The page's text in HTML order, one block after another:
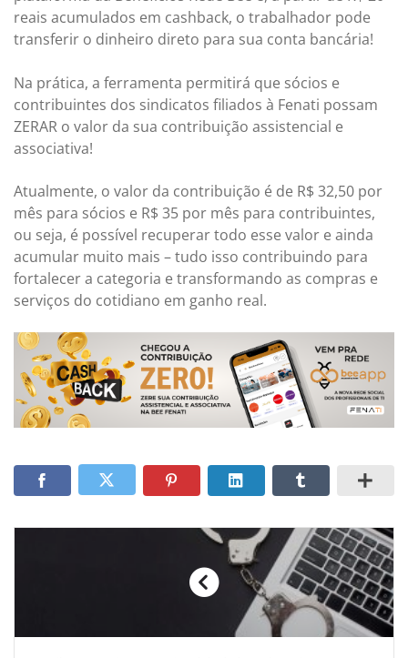
reais acumulados em cashback, o trabalhador pode
transferir o dinheiro direto para sua conta bancária!
Na prática, a ferramenta permitirá que sócios e
contribuintes dos sindicatos filiados à Fenati possam
ZERAR o valor da sua contribuição assistencial e
associativa!
Atualmente, o valor da contribuição é de R$ 32,50 por
mês para sócios e R$ 35 por mês para contribuintes,
ou seja, é possível recuperar todo esse valor e ainda
acumular muito mais – tudo isso contribuindo para
fortalecer a categoria e transformando as compras e
serviços do cotidiano em ganho real.